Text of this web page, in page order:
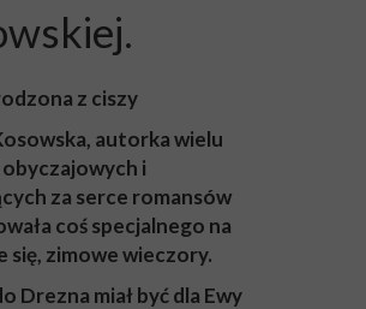
z ciszy
autorka wielu
i
za serce romansów
coś specjalnego na
się, zimowe wieczory.
Drezna miał być dla Ewy